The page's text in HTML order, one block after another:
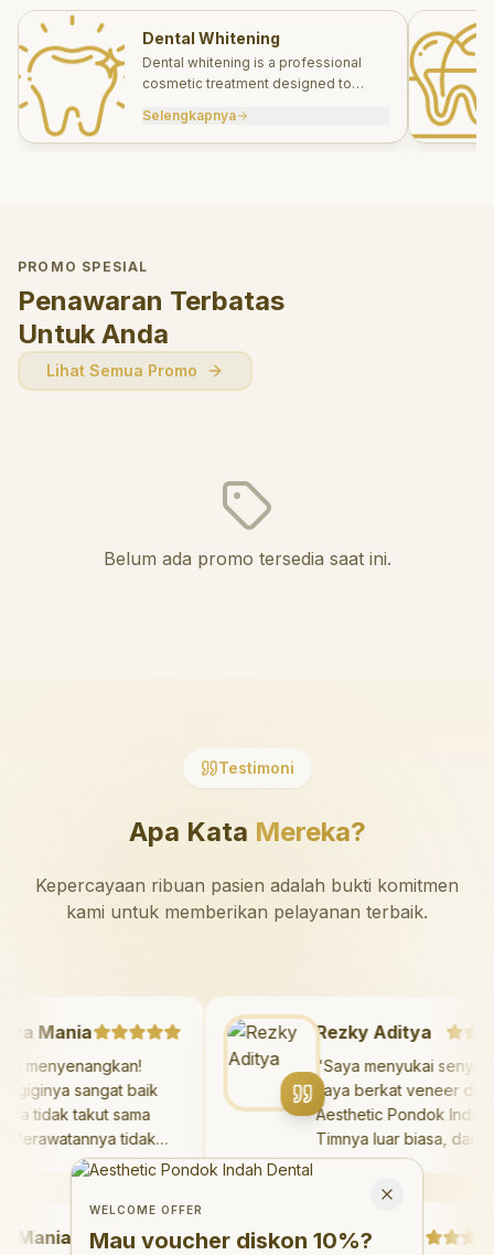
Dental Whitening
Dental whitening is a professional
cosmetic treatment designed to
effectively.
Selengkapnya
PROMO SPESIAL
Penawaran Terbatas
Untuk Anda
Lihat Semua Promo
Belum ada promo tersedia saat ini.
Testimoni
Apa Kata Mereka?
Kepercayaan ribuan pasien adalah bukti komitmen
kami untuk memberikan pelayanan terbaik.
Mania
menyenangkan!
giginya sangat baik
saya tidak takut sama
Perawatannya tidak
dan saya bisa bermain
suka pergi ke dokter
sekarang! "
Rezky Aditya
"Saya menyukai
saya berkat veneer
Aesthetic Pondok
Timnya luar biasa,
hasilnya melebihi
saya. Saya
hari."
Welcome Offer
Mau voucher diskon <strong>10%</strong>?
WELCOME OFFER
Mau voucher diskon 10%?
Close